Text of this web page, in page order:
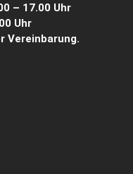
– 17.00 Uhr
Uhr
Vereinbarung.